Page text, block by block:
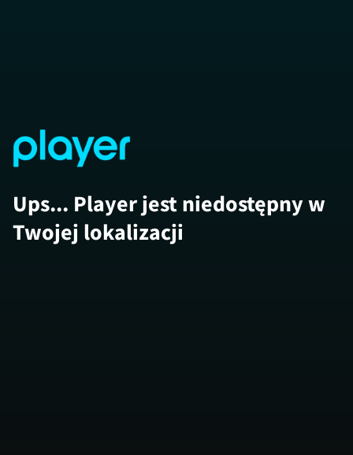
Ups... Player jest niedostępny w
Twojej lokalizacji